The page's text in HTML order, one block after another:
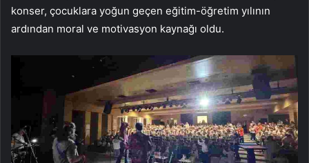
konser, çocuklara yoğun geçen eğitim-öğretim yılının
ardından moral ve motivasyon kaynağı oldu.